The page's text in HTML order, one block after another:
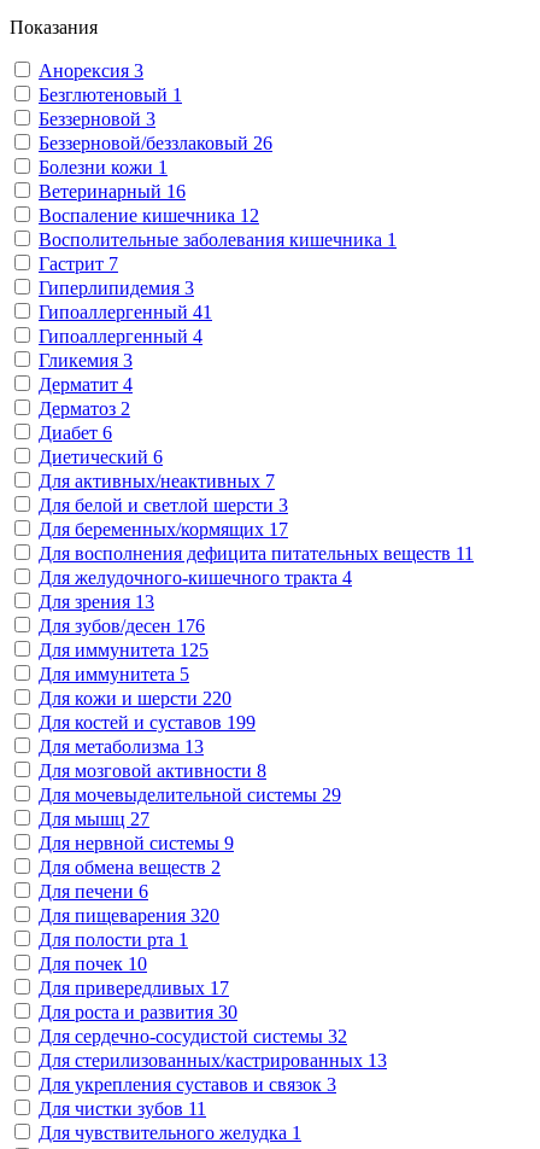
Показания
Анорексия 3
Безглютеновый 1
Беззерновой 3
Беззерновой/беззлаковый 26
Болезни кожи 1
Ветеринарный 16
Воспаление кишечника 12
Восполительные заболевания кишечника 1
Гастрит 7
Гиперлипидемия 3
Гипоаллергенный 41
Гипоаллергенный 4
Гликемия 3
Дерматит 4
Дерматоз 2
Диабет 6
Диетический 6
Для активных/неактивных 7
Для белой и светлой шерсти 3
Для беременных/кормящих 17
Для восполнения дефицита питательных веществ 11
Для желудочного-кишечного тракта 4
Для зрения 13
Для зубов/десен 176
Для иммунитета 125
Для иммунитета 5
Для кожи и шерсти 220
Для костей и суставов 199
Для метаболизма 13
Для мозговой активности 8
Для мочевыделительной системы 29
Для мышц 27
Для нервной системы 9
Для обмена веществ 2
Для печени 6
Для пищеварения 320
Для полости рта 1
Для почек 10
Для привередливых 17
Для роста и развития 30
Для сердечно-сосудистой системы 32
Для стерилизованных/кастрированных 13
Для укрепления суставов и связок 3
Для чистки зубов 11
Для чувствительного желудка 1